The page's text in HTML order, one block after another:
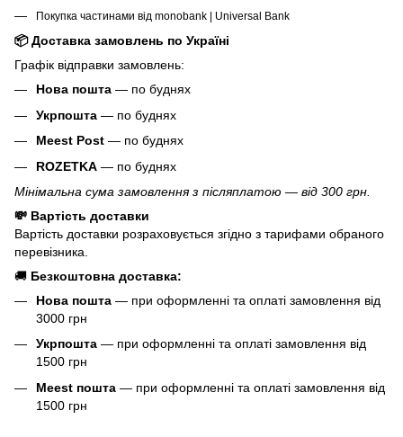
Покупка частинами від monobank | Universal Bank
📦 Доставка замовлень по Україні
Графік відправки замовлень:
Нова пошта — по буднях
Укрпошта — по буднях
Meest Post — по буднях
ROZETKA — по буднях
Мінімальна сума замовлення з післяплатою — від 300 грн.
💸 Вартість доставки
Вартість доставки розраховується згідно з тарифами обраного
перевізника.
🚚 Безкоштовна доставка:
Нова пошта — при оформленні та оплаті замовлення від
3000 грн
Укрпошта — при оформленні та оплаті замовлення від
1500 грн
Meest пошта — при оформленні та оплаті замовлення від
1500 грн